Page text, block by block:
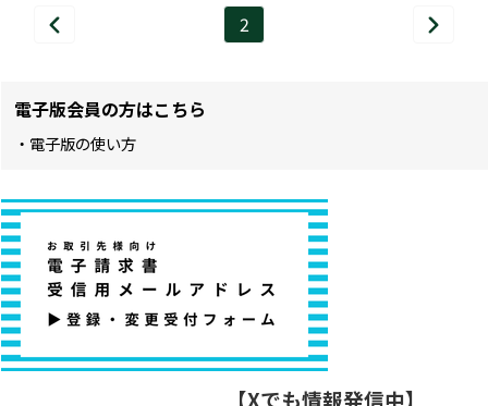
前
2
ペ
次
電子版会員の方はこちら
・電子版の使い方
【Xでも情報発信中】